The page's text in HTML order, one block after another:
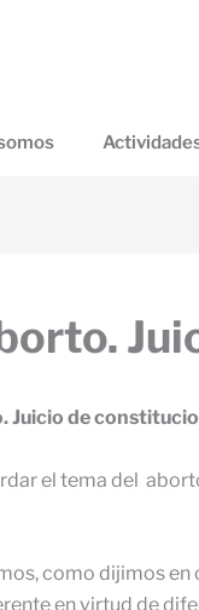
Juicio de
el tema del
como dijimos
en virtud de